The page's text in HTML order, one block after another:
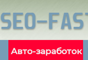
Авто-заработок